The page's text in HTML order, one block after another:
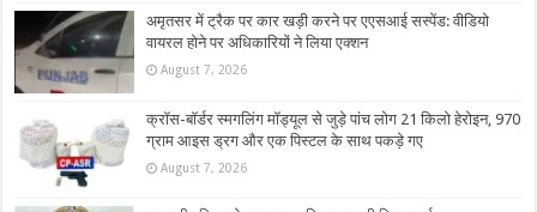
अमृतसर में ट्रैक पर कार खड़ी करने पर एएसआई सस्पेंड: वीडियो
वायरल होने पर अधिकारियों ने लिया एक्शन
August 7, 2026
क्रॉस-बॉर्डर स्मगलिंग मॉड्यूल से जुड़े पांच लोग 21 किलो हेरोइन, 970
ग्राम आइस ड्रग और एक पिस्टल के साथ पकड़े गए
August 7, 2026